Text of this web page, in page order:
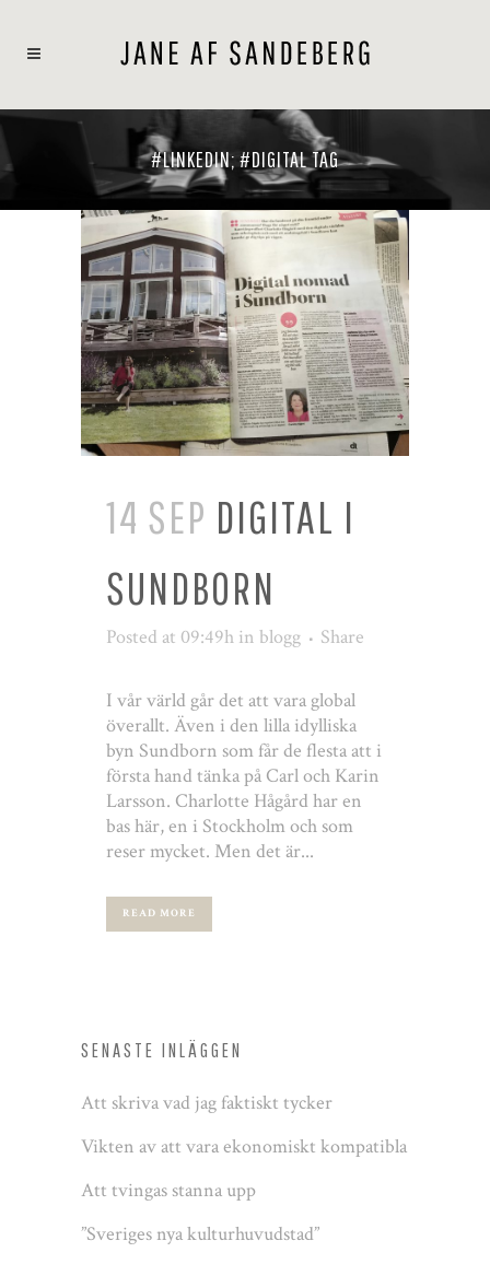
#LINKEDIN; #DIGITAL TAG
14 SEP DIGITAL I
SUNDBORN
Posted at 09:49h in blogg Share
I vår värld går det att vara global
överallt. Även i den lilla idylliska
byn Sundborn som får de flesta att i
första hand tänka på Carl och Karin
Larsson. Charlotte Hågård har en
bas här, en i Stockholm och som
reser mycket. Men det är...
READ MORE
SENASTE INLÄGGEN
Att skriva vad jag faktiskt tycker
Vikten av att vara ekonomiskt kompatibla
Att tvingas stanna upp
”Sveriges nya kulturhuvudstad”